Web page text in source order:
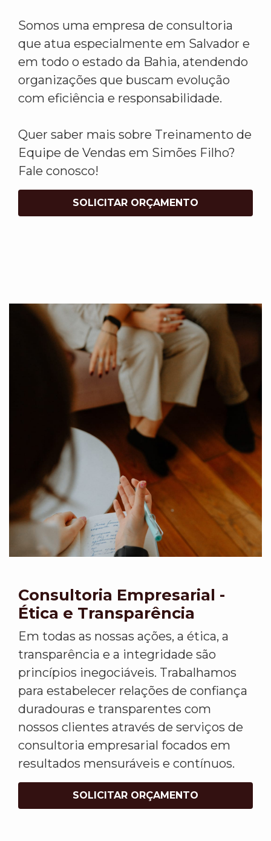
Somos uma empresa de consultoria
que atua especialmente em Salvador e
em todo o estado da Bahia, atendendo
organizações que buscam evolução
com eficiência e responsabilidade.
Quer saber mais sobre Treinamento de
Equipe de Vendas em Simões Filho?
Fale conosco!
SOLICITAR ORÇAMENTO
Consultoria Empresarial -
Ética e Transparência
Em todas as nossas ações, a ética, a
transparência e a integridade são
princípios inegociáveis. Trabalhamos
para estabelecer relações de confiança
duradouras e transparentes com
nossos clientes através de serviços de
consultoria empresarial focados em
resultados mensuráveis e contínuos.
SOLICITAR ORÇAMENTO